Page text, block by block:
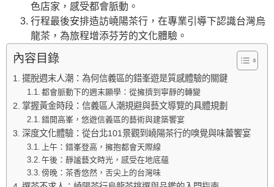
色店家，感受都會脈動。
行程最後安排造訪嶢陽茶行，在專業引導下認識台灣烏
龍茶，為旅程增添芬芳的文化體驗。
內容目錄
擺脫週末人潮：為何信義區的錯峯遊是質感體驗的關鍵
都會脈動下的週末顯學：從擁擠到寧靜的轉變
掌握黃金時段：信義區人潮規避與藝文導覽的具體規劃
錯開高峯，悠遊信義區的藝術與建築饗宴
深度文化體驗：從台北101景觀到嶢陽茶行的嗅覺與味蕾饗宴
上午：錯峯登高，擁抱都會天際線
午後：靜謐藝文時光，感受在地底蘊
傍晚：茶香悠然，舌尖上的台灣味